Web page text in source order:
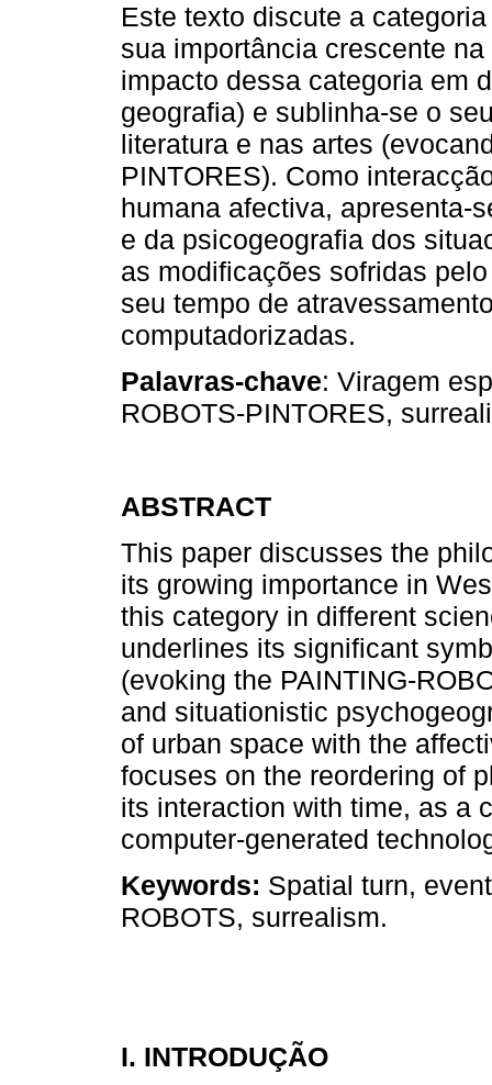
Este texto discute a
sua importância crescente
impacto dessa categoria em
geografia) e sublinha-se o
literatura e nas artes
PINTORES). Como
humana afectiva, apresenta-
e da psicogeografia dos
as modificações sofridas
seu tempo de
computadorizadas.
Palavras-chave: Viragem
ROBOTS-PINTORES,
ABSTRACT
This paper discusses the
its growing importance in
this category in different
underlines its significant
(evoking the PAINTING-
and situationistic
of urban space with the
focuses on the reordering of
its interaction with time, as a
computer-generated
Keywords: Spatial turn,
ROBOTS, surrealism.
I. INTRODUÇÃO